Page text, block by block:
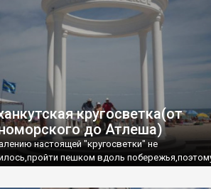
кругосветка(от
до Атлеша)
настоящей "кругосветки" не
пешком вдоль